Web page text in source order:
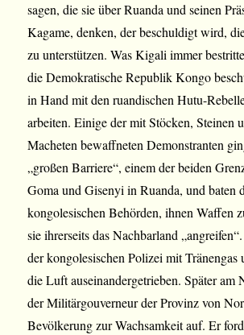
sagen, die sie über Ruanda und seinen
Kagame, denken, der beschuldigt wird,
zu unterstützen. Was Kigali immer
die Demokratische Republik Kongo
in Hand mit den ruandischen Hutu-
arbeiten. Einige der mit Stöcken, Steinen
Macheten bewaffneten Demonstranten
„großen Barriere“, einem der beiden
Goma und Gisenyi in Ruanda, und baten
kongolesischen Behörden, ihnen Waffen
sie ihrerseits das Nachbarland
der kongolesischen Polizei mit Tränengas
die Luft auseinandergetrieben. Später am
der Militärgouverneur der Provinz von
Bevölkerung zur Wachsamkeit auf. Er